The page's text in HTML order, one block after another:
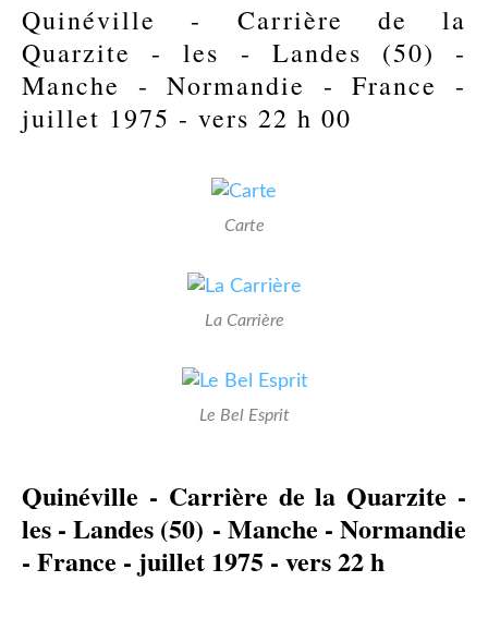
Quinéville - Carrière de la
Quarzite - les - Landes (50) -
Manche - Normandie - France -
juillet 1975 - vers 22 h 00
Carte
La Carrière
Le Bel Esprit
Quinéville - Carrière de la Quarzite -
les - Landes (50) - Manche - Normandie
- France - juillet 1975 - vers 22 h